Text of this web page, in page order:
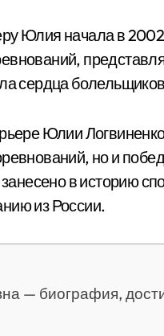
Юлия начала в
сердца
Юлии
но и
в историю
из России.
— биография,